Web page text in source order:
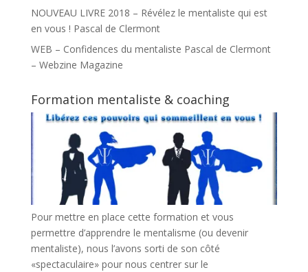
NOUVEAU LIVRE 2018 – Révélez le mentaliste qui est
en vous ! Pascal de Clermont
WEB – Confidences du mentaliste Pascal de Clermont
– Webzine Magazine
Formation mentaliste & coaching
Pour mettre en place cette formation et vous
permettre d’apprendre le mentalisme (ou devenir
mentaliste), nous l’avons sorti de son côté
«spectaculaire» pour nous centrer sur le